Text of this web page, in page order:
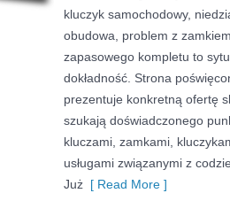
kluczyk samochodowy,
obudowa, problem z
zapasowego kompletu to
dokładność. Strona
prezentuje konkretną ofertę
szukają doświadczonego
kluczami, zamkami,
usługami związanymi z
Już [ Read More ]